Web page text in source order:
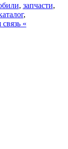
, запчасти,
,
«